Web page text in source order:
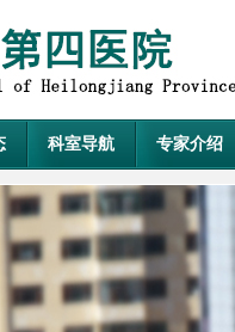
科室导航 专家介绍